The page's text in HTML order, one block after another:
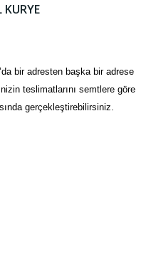
bir adresten başka bir adrese
teslimatlarını semtlere göre
gerçekleştirebilirsiniz.